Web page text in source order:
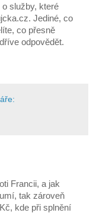
služby, které
Jediné, co
co přesně
odpovědět.
Francii, a jak
tak zároveň
kde při splnění